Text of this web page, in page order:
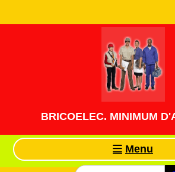
BRICOELEC. MINIMUM
Menu